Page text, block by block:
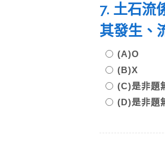
7. 土石流
其發生、
(A)O
(B)X
(C)是非題
(D)是非題